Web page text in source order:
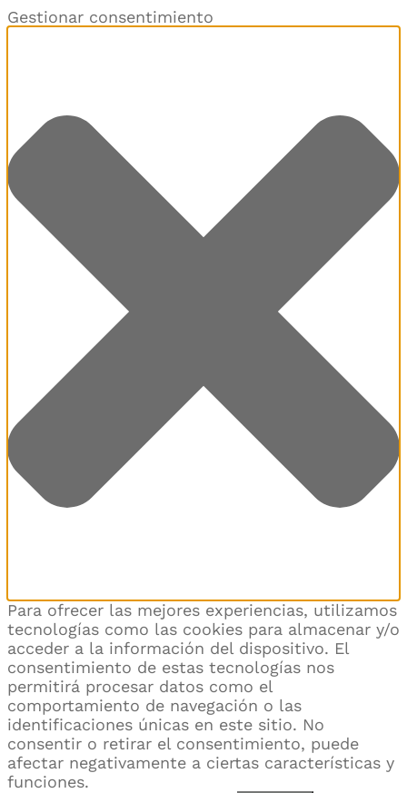
Gestionar consentimiento
Para ofrecer las mejores experiencias, utilizamos
tecnologías como las cookies para almacenar y/o
acceder a la información del dispositivo. El
consentimiento de estas tecnologías nos
permitirá procesar datos como el
comportamiento de navegación o las
identificaciones únicas en este sitio. No
consentir o retirar el consentimiento, puede
afectar negativamente a ciertas características y
funciones.